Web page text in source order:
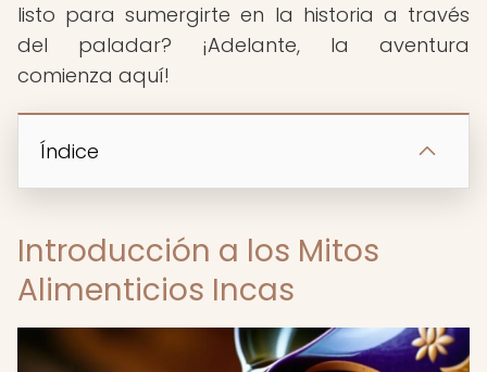
listo para sumergirte en la historia a través
del paladar? ¡Adelante, la aventura
comienza aquí!
Índice
Introducción a los Mitos
Alimenticios Incas